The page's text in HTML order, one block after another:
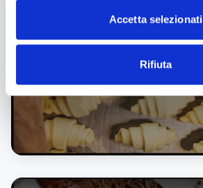
Accetta selezionati
Rifiuta
Play